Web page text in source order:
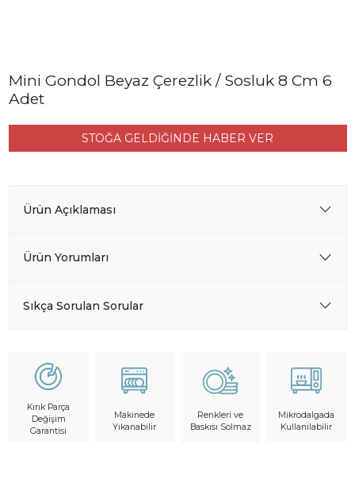
Mini Gondol Beyaz Çerezlik / Sosluk 8 Cm 6
Adet
STOĞA GELDİĞİNDE HABER VER
Ürün Açıklaması
Ürün Yorumları
Sıkça Sorulan Sorular
Kırık Parça
Değişim
Garantisi
Makinede
Yıkanabilir
Renkleri ve
Baskısı Solmaz
Mikrodalgada
Kullanılabilir